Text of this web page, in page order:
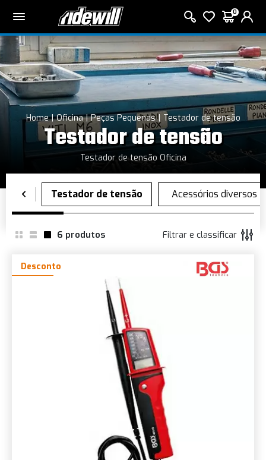
0
Home Oficina Peças Pequenas Testador de tensão
Testador de tensão
Testador de tensão Oficina
6 produtos Filtrar e classificar
Desconto